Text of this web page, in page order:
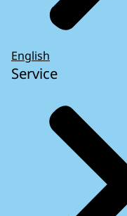
English
Service